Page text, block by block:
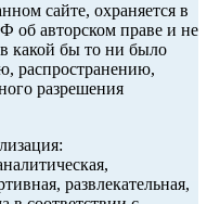
сайте, охраняется в
об авторском праве и не
какой бы то ни было
распространению,
разрешения
развлекательная,